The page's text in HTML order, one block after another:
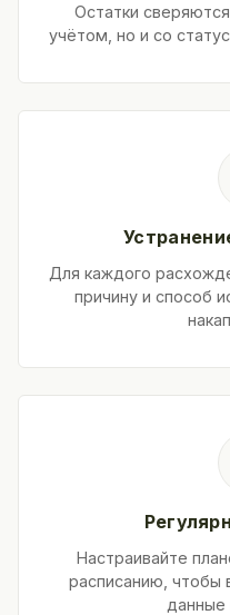
Остатки
учётом, но и со
Для каждого
причину и способ
Настраивайте
расписанию, чтобы
данные